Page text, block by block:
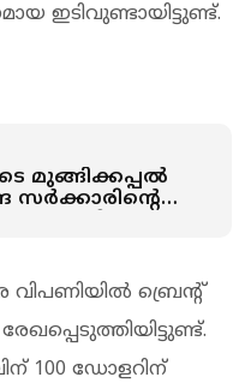
ഇടിവുണ്ടായിട്ടുണ്ട്.
മുങ്ങിക്കപ്പല്‍
സർക്കാരിന്റെ
വിപണിയിൽ ബ്രെന്റ്
100 ഡോളറിന്